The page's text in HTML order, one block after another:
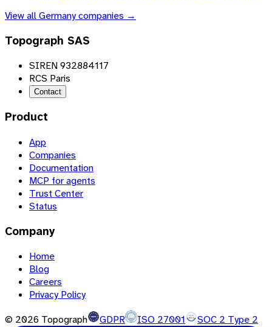
View allGermanycompanies →
Topograph SAS
SIREN 932884117
RCS Paris
Contact
Product
App
Companies
Documentation
MCP for agents
Trust Center
Status
Company
Home
Blog
Careers
Privacy Policy
© 2026 Topograph GDPR ISO 27001 SOC 2 Type 2